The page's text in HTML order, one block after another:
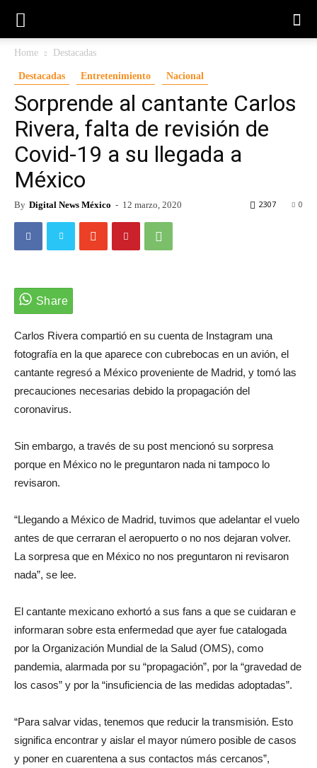
Home Destacadas
Destacadas Entretenimiento Nacional
Sorprende al cantante Carlos
Rivera, falta de revisión de
Covid-19 a su llegada a
México
By Digital News México - 12 marzo, 2020 0
2307
Carlos Rivera compartió en su cuenta de Instagram una
fotografía en la que aparece con cubrebocas en un avión, el
cantante regresó a México proveniente de Madrid, y tomó las
precauciones necesarias debido la propagación del
coronavirus.
Sin embargo, a través de su post mencionó su sorpresa
porque en México no le preguntaron nada ni tampoco lo
revisaron.
“Llegando a México de Madrid, tuvimos que adelantar el vuelo
antes de que cerraran el aeropuerto o no nos dejaran volver.
La sorpresa que en México no nos preguntaron ni revisaron
nada”, se lee.
El cantante mexicano exhortó a sus fans a que se cuidaran e
informaran sobre esta enfermedad que ayer fue catalogada
por la Organización Mundial de la Salud (OMS), como
pandemia, alarmada por su “propagación”, por la “gravedad de
los casos” y por la “insuficiencia de las medidas adoptadas”.
“Para salvar vidas, tenemos que reducir la transmisión. Esto
significa encontrar y aislar el mayor número posible de casos
y poner en cuarentena a sus contactos más cercanos”,